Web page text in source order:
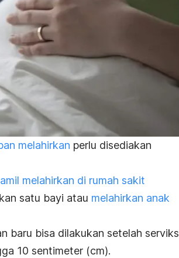
melahirkan perlu disediakan
melahirkan di rumah sakit
satu bayi atau melahirkan anak
baru bisa dilakukan setelah serviks
10 sentimeter (cm).